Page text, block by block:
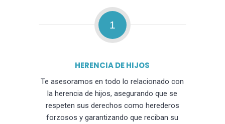
1
HERENCIA DE HIJOS
Te asesoramos en todo lo relacionado con
la herencia de hijos, asegurando que se
respeten sus derechos como herederos
forzosos y garantizando que reciban su